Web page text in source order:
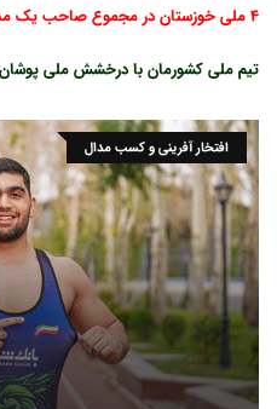
4 ملی خوزستان در مجموع صاحب یک مدال نقره و 2 برنز شدند.
تیم ملی کشورمان با درخشش ملی
افتخار آفرینی و کسب مدال